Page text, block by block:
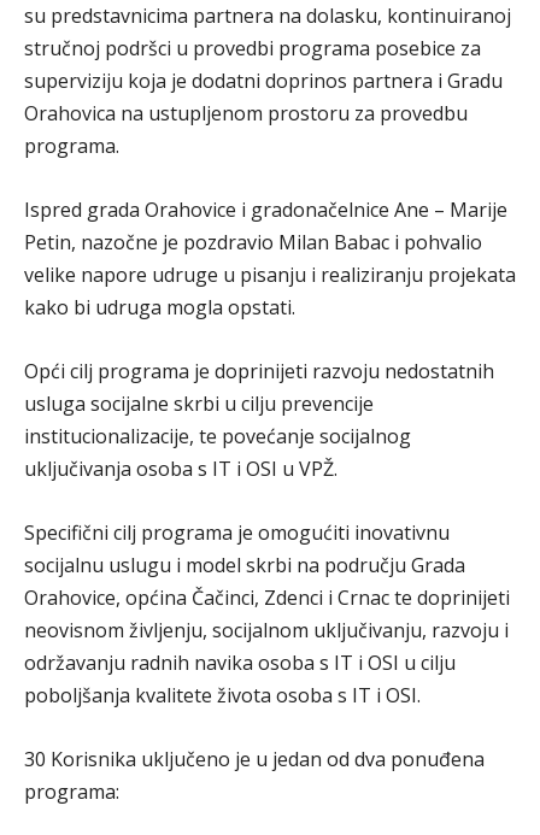
su predstavnicima partnera na dolasku, kontinuiranoj
stručnoj podršci u provedbi programa posebice za
superviziju koja je dodatni doprinos partnera i Gradu
Orahovica na ustupljenom prostoru za provedbu
programa.
Ispred grada Orahovice i gradonačelnice Ane – Marije
Petin, nazočne je pozdravio Milan Babac i pohvalio
velike napore udruge u pisanju i realiziranju projekata
kako bi udruga mogla opstati.
Opći cilj programa je doprinijeti razvoju nedostatnih
usluga socijalne skrbi u cilju prevencije
institucionalizacije, te povećanje socijalnog
uključivanja osoba s IT i OSI u VPŽ.
Specifični cilj programa je omogućiti inovativnu
socijalnu uslugu i model skrbi na području Grada
Orahovice, općina Čačinci, Zdenci i Crnac te doprinijeti
neovisnom življenju, socijalnom uključivanju, razvoju i
održavanju radnih navika osoba s IT i OSI u cilju
poboljšanja kvalitete života osoba s IT i OSI.
30 Korisnika uključeno je u jedan od dva ponuđena
programa: